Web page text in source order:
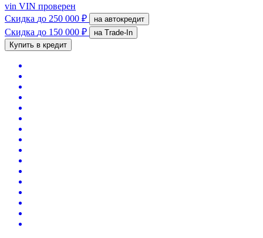
vin VIN проверен
Скидка до 250 000 ₽ на автокредит
Скидка до 150 000 ₽
на Trade-In
Купить в кредит